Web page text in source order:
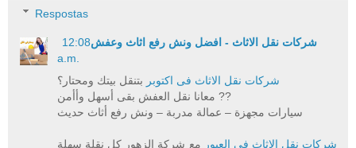
Respostas
شركات نقل الاثاث - افضل ونش رفع اثاث وعفش12:08
a.m.
شركات نقل الاثاث فى اكتوبر بتنقل بيتك ومحتار؟
معانا نقل العفش بقى أسهل وأأمن ??
سيارات مجهزة – عمالة مدربة – ونش رفع أثاث حديث
شركات نقل الاثاث فى العبور مع شركة الزهور كل نقلة سهلة